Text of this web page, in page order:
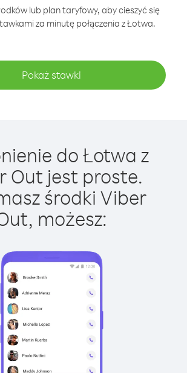
lub plan taryfowy, aby cieszyć się
za minutę połączenia z Łotwa.
Pokaż stawki
do Łotwa z
Out jest proste.
środki Viber
możesz: